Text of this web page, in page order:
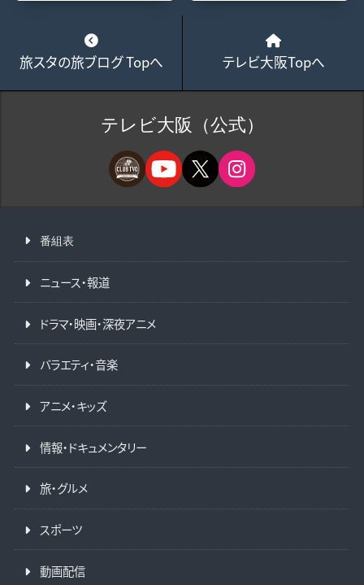
旅スタの旅ブログ Topへ テレビ大阪Topへ
テレビ大阪（公式）
番組表
ニュース・報道
ドラマ・映画・深夜アニメ
バラエティ・音楽
アニメ・キッズ
情報・ドキュメンタリー
旅・グルメ
スポーツ
動画配信